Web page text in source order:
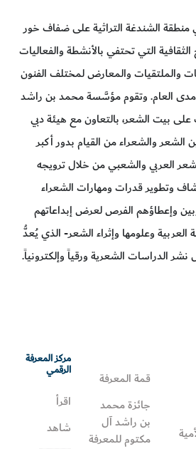
منطقة الشندغة التراثية على ضفاف خور
التي تحتفي بالأنشطة والفعاليات
والملتقيات والمعارض لمختلف الفنون
مدى العام. وتقوم مؤسَّسة محمد بن راشد
على بيت الشعر، بالتعاون مع هيئة دبي
الشعر والشعراء من القيام بدور أكبر
العربي والشعبي من خلال ترويجه
وتطوير قدرات ومهارات الشعراء
وإعطاؤهم الفرص لعرض إبداعاتهم
العربية وعلومها وإثراء الشعر- الذي يُعدُّ
الدراسات الشعرية ورقياً وإلكترونياً.
قمة المعرفة
جائزة محمد
بن راشد آل
مكتوم للمعرفة
مركز المعرفة
الرقمي
اقرأ
شاهد